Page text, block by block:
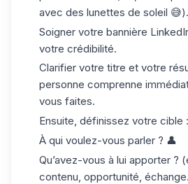
avec des lunettes de soleil 😅).
Soigner votre bannière
votre crédibilité.
Clarifier votre titre et votre
personne comprenne
vous faites.
Ensuite, définissez votre cible :
À qui voulez-vous parler ? 👤
Qu’avez-vous à lui apporter ?
contenu, opportunité,